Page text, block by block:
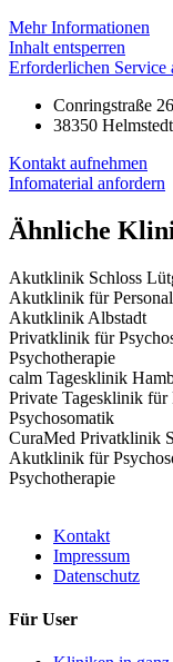
Mehr Informationen
Inhalt entsperren
Erforderlichen Service
Conringstraße 26
38350 Helmstedt
Kontakt aufnehmen
Infomaterial anfordern
Ähnliche
Akutklinik Schloss
Akutklinik für
Akutklinik Albstadt
Privatklinik für
Psychotherapie
calm Tagesklinik
Private Tagesklinik für
Psychosomatik
CuraMed Privatklinik
Akutklinik für
Psychotherapie
Kontakt
Impressum
Datenschutz
Für User